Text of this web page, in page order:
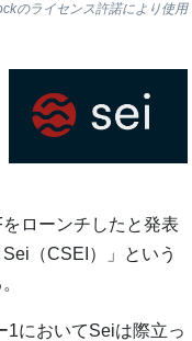
のライセンス許諾により使用
ローンチしたと発表
（CSEI）」という
1においてSeiは際立っ